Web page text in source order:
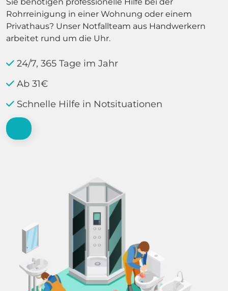
Rohrreinigung in einer Wohnung oder einem
Privathaus? Unser Notfallteam aus Handwerkern
arbeitet rund um die Uhr.
24/7, 365 Tage im Jahr
Ab 31€
Schnelle Hilfe in Notsituationen